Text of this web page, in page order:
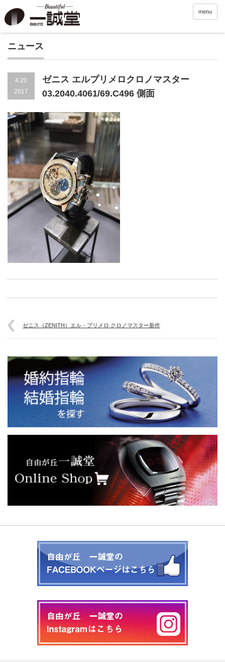
menu
ニュース
4.20
2017
ゼニス エルプリメロクロノマスター
03.2040.4061/69.C496 側面
ゼニス（ZENITH）エル・プリメロ クロノマスター新作